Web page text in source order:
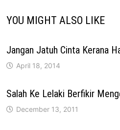
YOU MIGHT ALSO LIKE
Jangan Jatuh Cinta Kerana
April 18, 2014
Salah Ke Lelaki Berfikir
December 13, 2011